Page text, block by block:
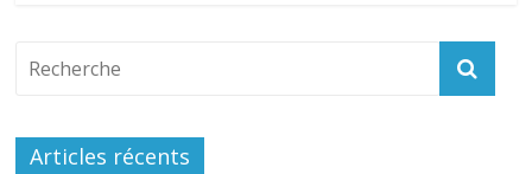
Articles récents